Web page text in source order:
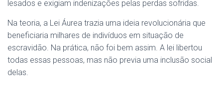
lesados e exigiam indenizações pelas perdas sofridas.
Na teoria, a Lei Áurea trazia uma ideia revolucionária que
beneficiaria milhares de indivíduos em situação de
escravidão. Na prática, não foi bem assim. A lei libertou
todas essas pessoas, mas não previa uma inclusão social
delas.